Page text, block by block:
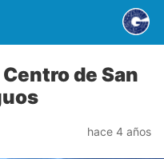
de San
hace 4 años